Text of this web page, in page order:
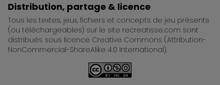
Distribution, partage & licence
Tous les textes, jeux, fichiers et concepts de jeu présents
(ou téléchargeables) sur le site recreatisse.com sont
distribués sous licence Creative Commons (Attribution-
NonCommercial-ShareAlike 4.0 International).